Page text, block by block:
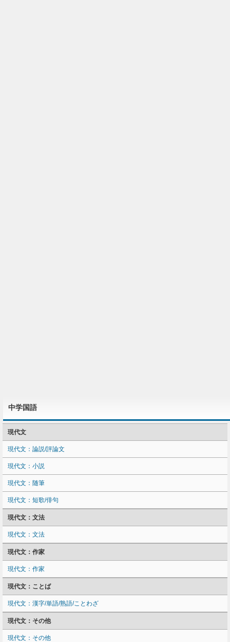
中学国語
現代文
現代文：論説/評論文
現代文：小説
現代文：随筆
現代文：短歌/俳句
現代文：文法
現代文：文法
現代文：作家
現代文：作家
現代文：ことば
現代文：漢字/単語/熟語/ことわざ
現代文：その他
現代文：その他